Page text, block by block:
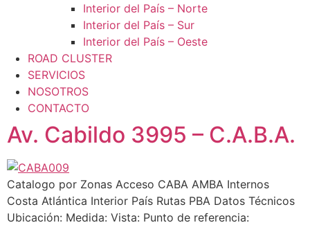
Interior del País – Norte
Interior del País – Sur
Interior del País – Oeste
ROAD CLUSTER
SERVICIOS
NOSOTROS
CONTACTO
Av. Cabildo 3995 – C.A.B.A.
Catalogo por Zonas Acceso CABA AMBA Internos
Costa Atlántica Interior País Rutas PBA Datos Técnicos
Ubicación: Medida: Vista: Punto de referencia: